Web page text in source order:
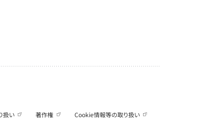
扱い 著作権 Cookie情報等の取り扱い